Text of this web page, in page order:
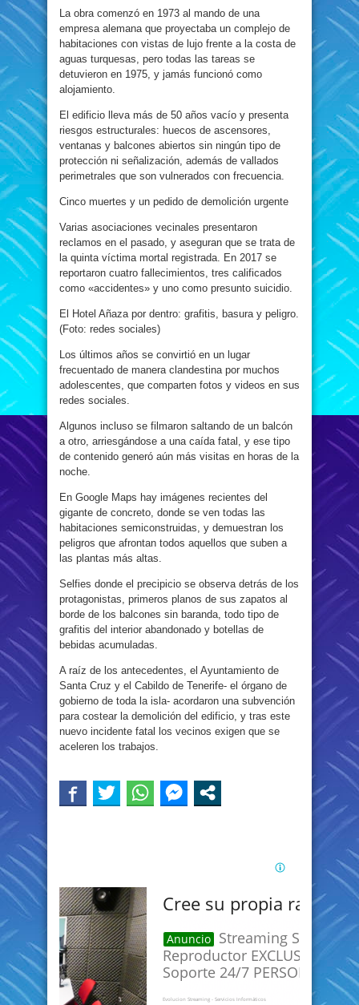
La obra comenzó en 1973 al mando de una
empresa alemana que proyectaba un complejo de
habitaciones con vistas de lujo frente a la costa de
aguas turquesas, pero todas las tareas se
detuvieron en 1975, y jamás funcionó como
alojamiento.
El edificio lleva más de 50 años vacío y presenta
riesgos estructurales: huecos de ascensores,
ventanas y balcones abiertos sin ningún tipo de
protección ni señalización, además de vallados
perimetrales que son vulnerados con frecuencia.
Cinco muertes y un pedido de demolición urgente
Varias asociaciones vecinales presentaron
reclamos en el pasado, y aseguran que se trata de
la quinta víctima mortal registrada. En 2017 se
reportaron cuatro fallecimientos, tres calificados
como «accidentes» y uno como presunto suicidio.
El Hotel Añaza por dentro: grafitis, basura y peligro.
(Foto: redes sociales)
Los últimos años se convirtió en un lugar
frecuentado de manera clandestina por muchos
adolescentes, que comparten fotos y videos en sus
redes sociales.
Algunos incluso se filmaron saltando de un balcón
a otro, arriesgándose a una caída fatal, y ese tipo
de contenido generó aún más visitas en horas de la
noche.
En Google Maps hay imágenes recientes del
gigante de concreto, donde se ven todas las
habitaciones semiconstruidas, y demuestran los
peligros que afrontan todos aquellos que suben a
las plantas más altas.
Selfies donde el precipicio se observa detrás de los
protagonistas, primeros planos de sus zapatos al
borde de los balcones sin baranda, todo tipo de
grafitis del interior abandonado y botellas de
bebidas acumuladas.
A raíz de los antecedentes, el Ayuntamiento de
Santa Cruz y el Cabildo de Tenerife- el órgano de
gobierno de toda la isla- acordaron una subvención
para costear la demolición del edificio, y tras este
nuevo incidente fatal los vecinos exigen que se
aceleren los trabajos.